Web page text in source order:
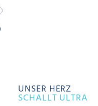
UNSER HERZ
SCHALLT ULTRA